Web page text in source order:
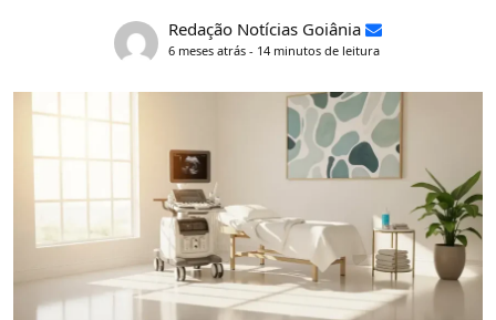
Redação Notícias Goiânia
6 meses atrás - 14 minutos de leitura